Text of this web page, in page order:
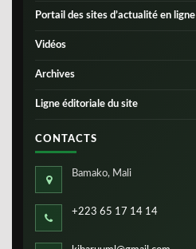
Portail des sites d’actualité en ligne
Vidéos
Archives
Ligne éditoriale du site
CONTACTS
Bamako, Mali
+223 65 17 14 14